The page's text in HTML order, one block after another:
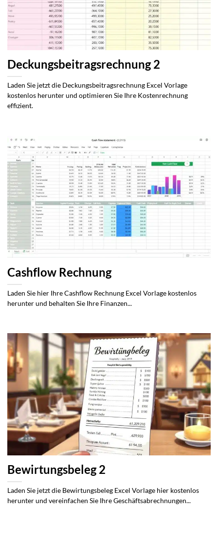
Deckungsbeitragsrechnung 2
Laden Sie jetzt die Deckungsbeitragsrechnung Excel Vorlage
kostenlos herunter und optimieren Sie Ihre Kostenrechnung
effizient.
Cashflow Rechnung
Laden Sie hier Ihre Cashflow Rechnung Excel Vorlage kostenlos
herunter und behalten Sie Ihre Finanzen...
Bewirtungsbeleg 2
Laden Sie jetzt die Bewirtungsbeleg Excel Vorlage hier kostenlos
herunter und vereinfachen Sie Ihre Geschäftsabrechnungen...